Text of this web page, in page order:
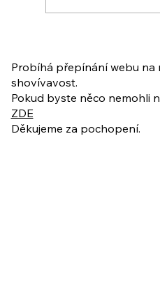
ukázkové lekce
Probíhá přepínání webu na
shovívavost.
Pokud byste něco nemohli
ZDE
Děkujeme za pochopení.